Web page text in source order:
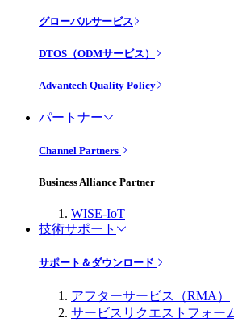
グローバルサービス
DTOS（ODMサービス）
Advantech Quality Policy
パートナー
Channel Partners
Business Alliance Partner
WISE-IoT
技術サポート
サポート＆ダウンロード
アフターサービス（RMA）
サービスリクエストフォー